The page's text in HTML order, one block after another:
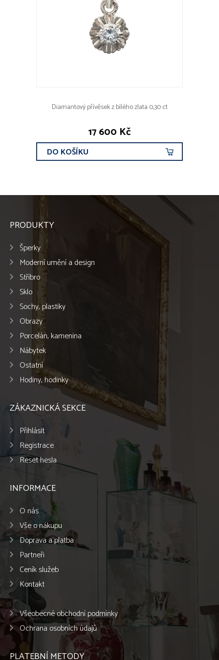
Diamantový přívěsek z bílého zlata 0,30 ct
17 600 Kč
DO KOŠÍKU
PRODUKTY
Šperky
Moderní umění a design
Stříbro
Sklo
Sochy, plastiky
Obrazy
Porcelán, kamenina
Nábytek
Ostatní
Hodiny, hodinky
ZÁKAZNICKÁ SEKCE
Přihlásit
Registrace
Reset hesla
INFORMACE
O nás
Vše o nákupu
Doprava a platba
Partneři
Ceník služeb
Kontakt
Všeobecné obchodní podmínky
Ochrana osobních údajů
PLATEBNÍ METODY